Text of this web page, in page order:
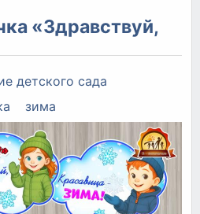
«Здравствуй,
детского сада
зима